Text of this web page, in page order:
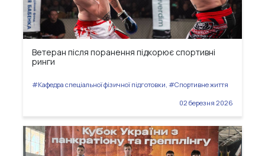
Ветеран після поранення підкорює спортивні
ринги
#Кафедра спеціальної фізичної підготовки, #Спортивне життя
02 березня 2026